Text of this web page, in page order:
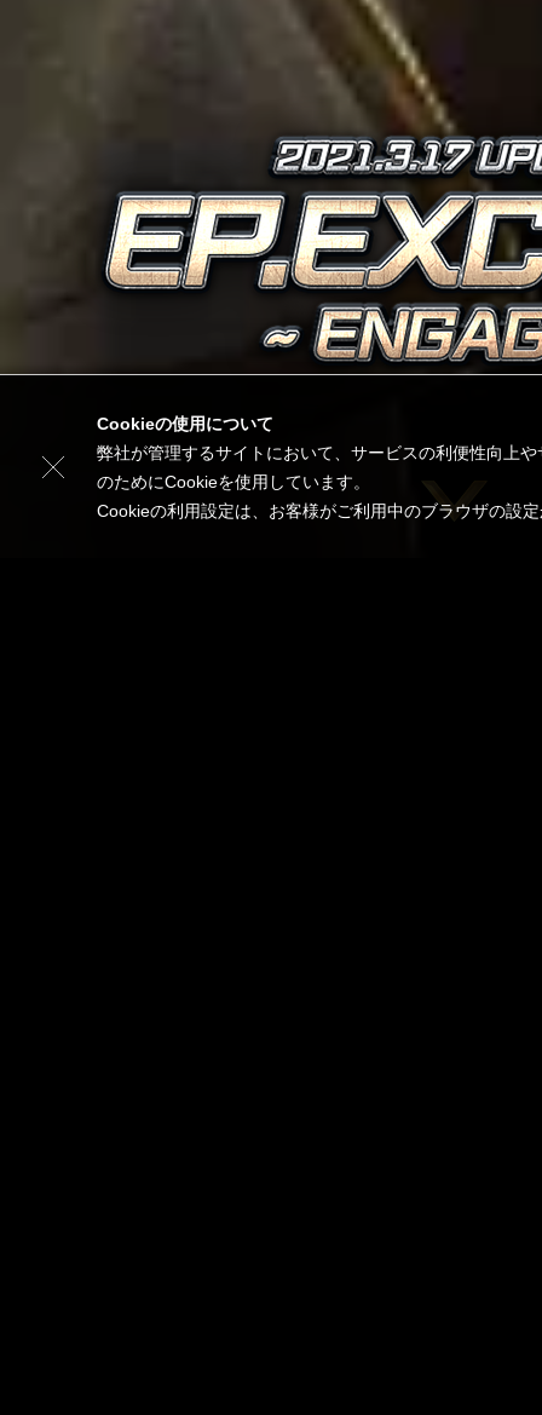
Cookieの使用について
弊社が管理するサイトにおいて、サービスの利便性向上
のためにCookieを使用しています。
Cookieの利用設定は、お客様がご利用中のブラウザの設